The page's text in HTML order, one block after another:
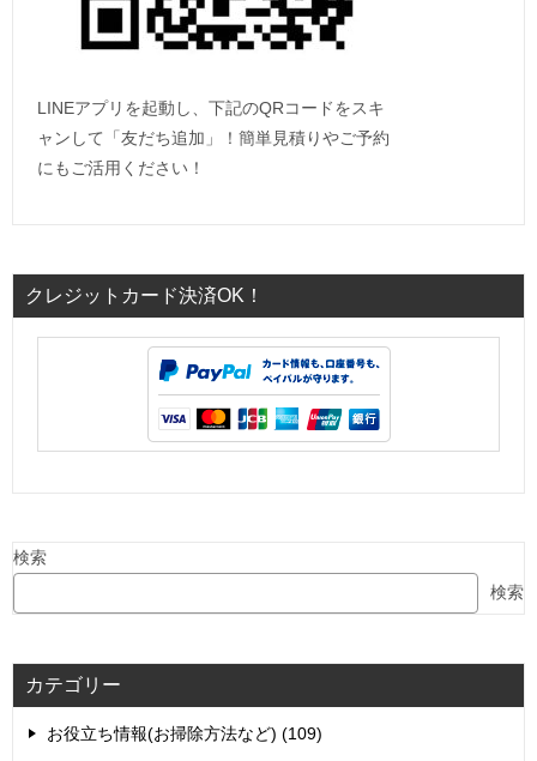
LINEアプリを起動し、下記のQRコードをスキ
ャンして「友だち追加」！簡単見積りやご予約
にもご活用ください！
クレジットカード決済OK！
検索
検索
カテゴリー
お役立ち情報(お掃除方法など) (109)